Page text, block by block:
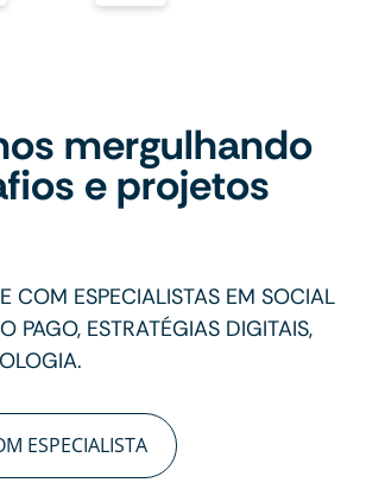
mergulhando
e projetos
COM ESPECIALISTAS EM SOCIAL
PAGO, ESTRATÉGIAS DIGITAIS,
ESPECIALISTA